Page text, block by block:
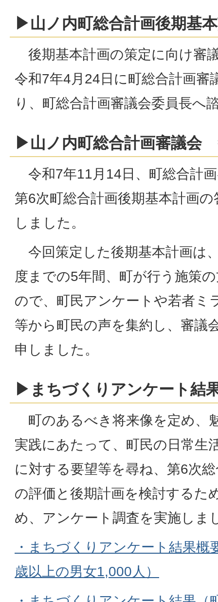
▶山ノ内町総合計画後期基
後期基本計画の策定に向け審
令和7年4月24日に町総合計画審
り、町総合計画審議会委員長へ
▶山ノ内町総合計画審議会
令和7年11月14日、町総合計
第6次町総合計画後期基本計画
しました。
今回策定した後期基本計画は
度までの5年間、町が行う施策
ので、町民アンケートや若者ミ
等から町民の声を集約し、審議
申しました。
▶まちづくりアンケート結
町のあるべき将来像を定め、
実践にあたって、町民の日常生
に対する要望等を尋ね、第6次
の評価と後期計画を検討するた
め、アンケート調査を実施しま
・まちづくりアンケート結果概
歳以上の男女1,000人）